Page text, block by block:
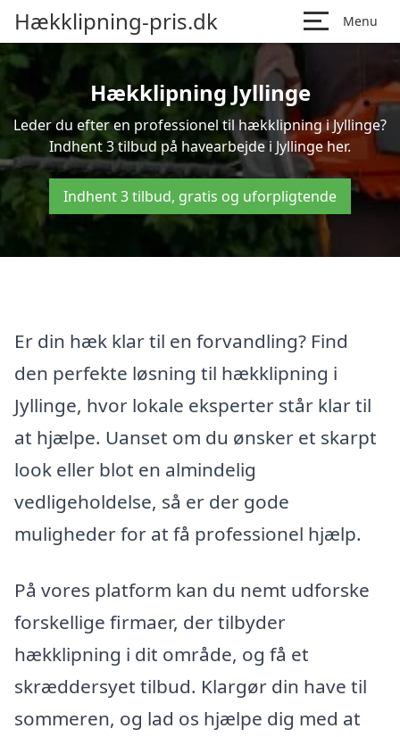
Hækklipning-pris.dk Menu
Hækklipning Jyllinge
Leder du efter en professionel til hækklipning i Jyllinge?
Indhent 3 tilbud på havearbejde i Jyllinge her.
Indhent 3 tilbud, gratis og uforpligtende
Er din hæk klar til en forvandling? Find
den perfekte løsning til hækklipning i
Jyllinge, hvor lokale eksperter står klar til
at hjælpe. Uanset om du ønsker et skarpt
look eller blot en almindelig
vedligeholdelse, så er der gode
muligheder for at få professionel hjælp.
På vores platform kan du nemt udforske
forskellige firmaer, der tilbyder
hækklipning i dit område, og få et
skræddersyet tilbud. Klargør din have til
sommeren, og lad os hjælpe dig med at